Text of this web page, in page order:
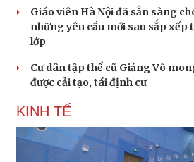
Giáo viên Hà Nội đã sẵn sàng
những yêu cầu mới sau sắp xếp
lớp
Cư dân tập thể cũ Giảng Võ
được cải tạo, tái định cư
KINH TẾ